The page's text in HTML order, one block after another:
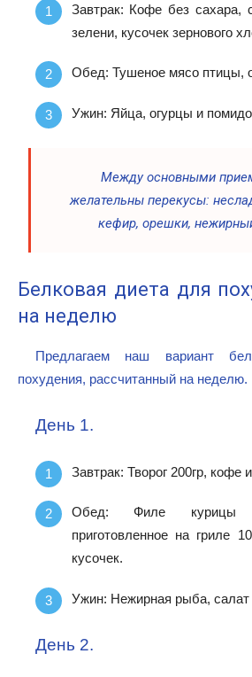
Завтрак: Кофе без сахара,
зелени, кусочек зернового
Обед: Тушеное мясо птицы,
Ужин: Яйца, огурцы и
Между основными
желательны перекусы:
кефир, орешки,
Белковая диета для
на неделю
Предлагаем наш вариант
похудения, рассчитанный на неделю.
День 1.
Завтрак: Творог 200гр, кофе
Обед: Филе курицы
приготовленное на гриле
кусочек.
Ужин: Нежирная рыба, салат
День 2.